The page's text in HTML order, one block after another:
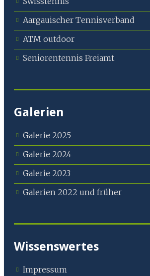
Aargauischer Tennisverband
ATM outdoor
Seniorentennis Freiamt
Galerien
Galerie 2025
Galerie 2024
Galerie 2023
Galerien 2022 und früher
Wissenswertes
Impressum